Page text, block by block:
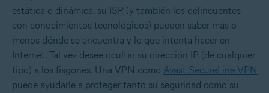
estática o dinámica, su ISP (y también los delincuentes
con conocimientos tecnológicos) pueden saber más o
menos dónde se encuentra y lo que intenta hacer en
Internet. Tal vez desee ocultar su dirección IP (de cualquier
tipo) a los fisgones. Una VPN como Avast SecureLine VPN
puede ayudarle a proteger tanto su seguridad como su